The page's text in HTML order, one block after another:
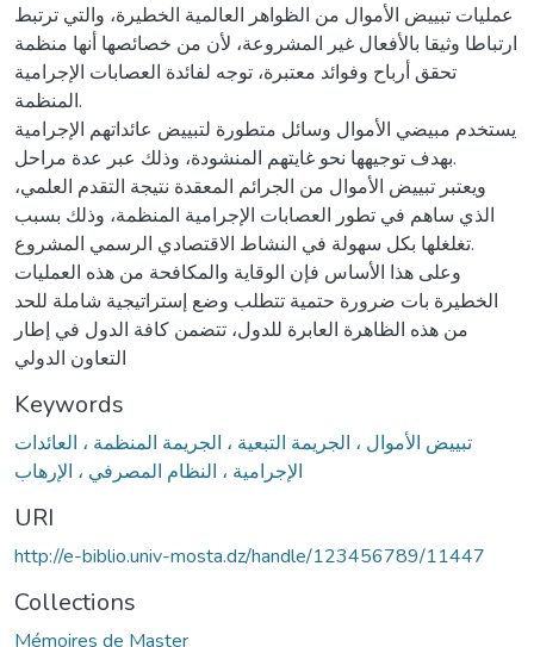
عمليات تبييض الأموال من الظواهر العالمية الخطيرة، والتي ترتبط
ارتباطا وثيقا بالأفعال غير المشروعة، لأن من خصائصها أنها منظمة
تحقق أرباح وفوائد معتبرة، توجه لفائدة العصابات الإجرامية
المنظمة.
يستخدم مبيضي الأموال وسائل متطورة لتبييض عائداتهم الإجرامية
بهدف توجيهها نحو غايتهم المنشودة، وذلك عبر عدة مراحل.
ويعتبر تبييض الأموال من الجرائم المعقدة نتيجة التقدم العلمي،
الذي ساهم في تطور العصابات الإجرامية المنظمة، وذلك بسبب
تغلغلها بكل سهولة في النشاط الاقتصادي الرسمي المشروع.
وعلى هذا الأساس فإن الوقاية والمكافحة من هذه العمليات
الخطيرة بات ضرورة حتمية تتطلب وضع إستراتيجية شاملة للحد
من هذه الظاهرة العابرة للدول، تتضمن كافة الدول في إطار
التعاون الدولي
Keywords
تبييض الأموال ، الجريمة التبعية ، الجريمة المنظمة ، العائدات
الإجرامية ، النظام المصرفي ، الإرهاب
URI
http://e-biblio.univ-mosta.dz/handle/123456789/11447
Collections
Mémoires de Master